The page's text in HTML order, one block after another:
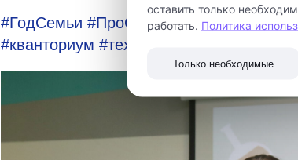
#ГодСемьи #ПроСемью #ГодСемьи2024
#кванториум #технопредки
оставить только
работать. Политика
Только необходимые